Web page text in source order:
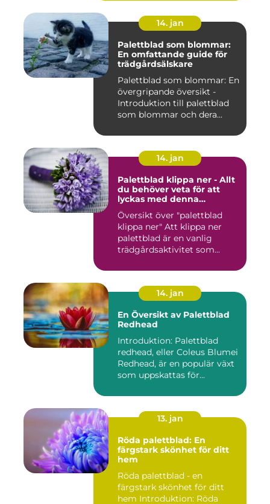
14. jan
Palettblad som blommar:
En omfattande guide för
trädgårdsälskare
Palettblad som blommar: En
övergripande översikt -
Introduktion till palettblad
som blommar och dera...
14. jan
Palettblad klippa ner - Allt
du behöver veta för att
lyckas med denna
Översikt över "palettblad
klippa ner" Att klippa ner
palettblad är en vanlig
trädgårdsaktivitet som...
14. jan
En Översikt av Palettblad
Redhead
Introduktion: Palettblad
redhead, eller Coleus Blumei
Redhead, är en populär växt
som uppskattas för...
13. jan
Röda palettblad: En
färgstark skönhet för ditt
hem
Röda palettblad - en
färgstark skönhet för ditt
hem Introduktion: Röda